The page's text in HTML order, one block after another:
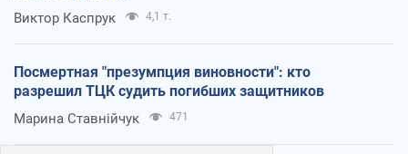
Виктор Каспрук 4,1 т.
Посмертная "презумпция виновности": кто
разрешил ТЦК судить погибших защитников
Марина Ставнійчук 471